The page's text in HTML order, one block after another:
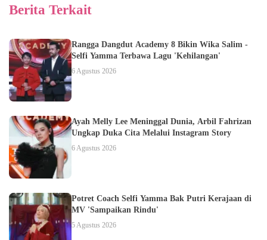
Berita Terkait
Rangga Dangdut Academy 8 Bikin Wika Salim -
Selfi Yamma Terbawa Lagu 'Kehilangan'
6 Agustus 2026
Ayah Melly Lee Meninggal Dunia, Arbil Fahrizan
Ungkap Duka Cita Melalui Instagram Story
6 Agustus 2026
Potret Coach Selfi Yamma Bak Putri Kerajaan di
MV 'Sampaikan Rindu'
5 Agustus 2026